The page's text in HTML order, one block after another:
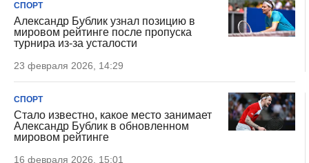
СПОРТ
Александр Бублик узнал позицию в
мировом рейтинге после пропуска
турнира из-за усталости
23 февраля 2026, 14:29
СПОРТ
Стало известно, какое место занимает
Александр Бублик в обновленном
мировом рейтинге
16 февраля 2026, 15:01